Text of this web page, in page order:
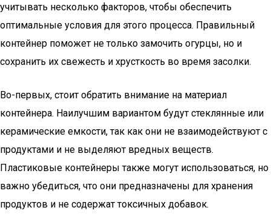
учитывать несколько факторов, чтобы обеспечить
оптимальные условия для этого процесса. Правильный
контейнер поможет не только замочить огурцы, но и
сохранить их свежесть и хрусткость во время засолки.
Во-первых, стоит обратить внимание на материал
контейнера. Наилучшим вариантом будут стеклянные или
керамические емкости, так как они не взаимодействуют с
продуктами и не выделяют вредных веществ.
Пластиковые контейнеры также могут использоваться, но
важно убедиться, что они предназначены для хранения
продуктов и не содержат токсичных добавок.